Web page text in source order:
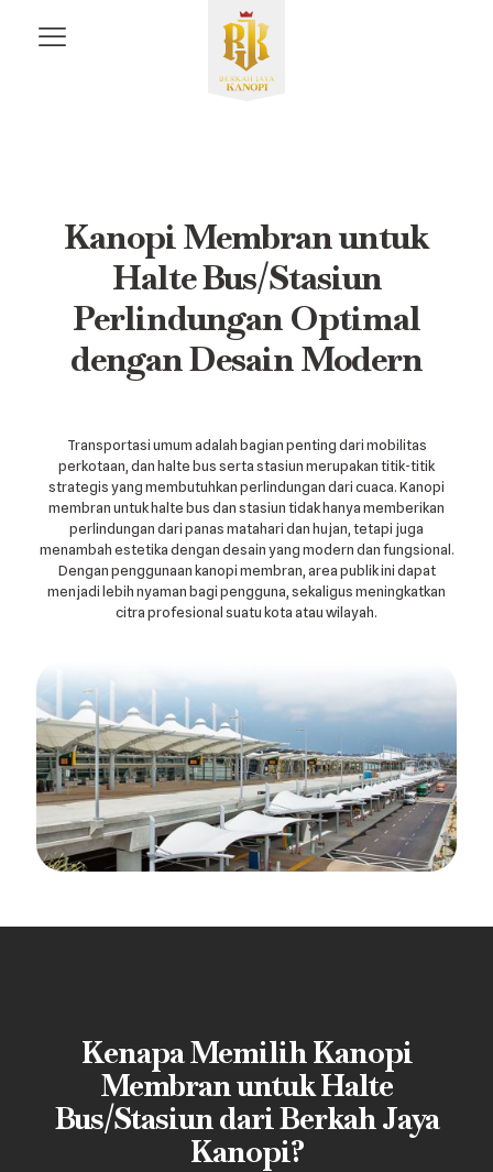
Kanopi Membran untuk
Halte Bus/Stasiun
Perlindungan Optimal
dengan Desain Modern
Transportasi umum adalah bagian penting dari mobilitas
perkotaan, dan halte bus serta stasiun merupakan titik-titik
strategis yang membutuhkan perlindungan dari cuaca. Kanopi
membran untuk halte bus dan stasiun tidak hanya memberikan
perlindungan dari panas matahari dan hujan, tetapi juga
menambah estetika dengan desain yang modern dan fungsional.
Dengan penggunaan kanopi membran, area publik ini dapat
menjadi lebih nyaman bagi pengguna, sekaligus meningkatkan
citra profesional suatu kota atau wilayah.
Kenapa Memilih Kanopi
Membran untuk Halte
Bus/Stasiun dari Berkah Jaya
Kanopi?